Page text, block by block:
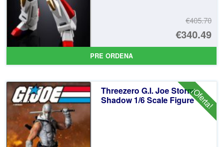
€405.70
El
€340.49
El
PRE ORDENA
¡Oferta!
Threezero G.I. Joe Storm
Shadow 1/6 Scale Figure